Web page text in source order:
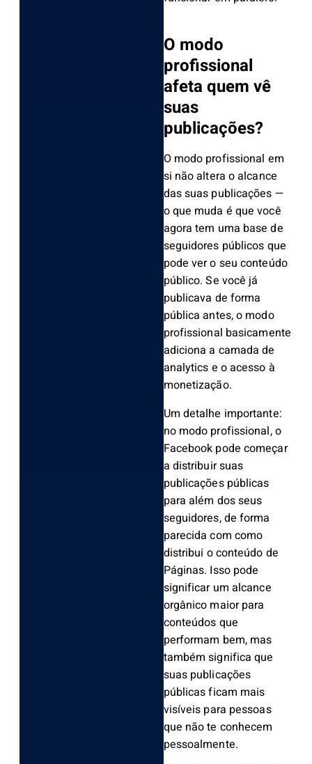
O modo
profissional
afeta quem vê
suas
publicações?
O modo profissional em
si não altera o alcance
das suas publicações —
o que muda é que você
agora tem uma base de
seguidores públicos que
pode ver o seu conteúdo
público. Se você já
publicava de forma
pública antes, o modo
profissional basicamente
adiciona a camada de
analytics e o acesso à
monetização.
Um detalhe importante:
no modo profissional, o
Facebook pode começar
a distribuir suas
publicações públicas
para além dos seus
seguidores, de forma
parecida com como
distribui o conteúdo de
Páginas. Isso pode
significar um alcance
orgânico maior para
conteúdos que
performam bem, mas
também significa que
suas publicações
públicas ficam mais
visíveis para pessoas
que não te conhecem
pessoalmente.